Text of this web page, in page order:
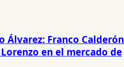
Álvarez: Franco Calderón
en el mercado de